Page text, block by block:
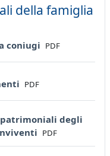
della famiglia
coniugi File
PDF
File
PDF
degli
File
PDF